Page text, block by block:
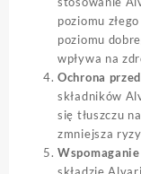
poziomu
poziomu
wpływa na
Ochrona
składników
się tłuszczu
zmniejsza